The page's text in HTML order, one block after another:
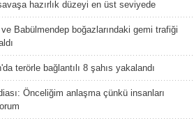
hazırlık düzeyi en üst seviyede
Babülmendep boğazlarındaki gemi trafiği
terörle bağlantılı 8 şahıs yakalandı
Önceliğim anlaşma çünkü insanları